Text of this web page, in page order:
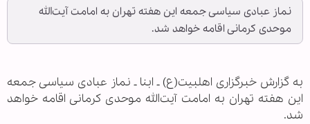
نماز عبادی سیاسی جمعه این هفته تهران به امامت آیت‌الله
موحدی کرمانی اقامه خواهد شد.
به گزارش خبرگزاری اهل‏بیت(ع) ـ ابنا ـ نماز عبادی سیاسی جمعه
این هفته تهران به امامت آیت‌الله موحدی کرمانی اقامه خواهد
شد.